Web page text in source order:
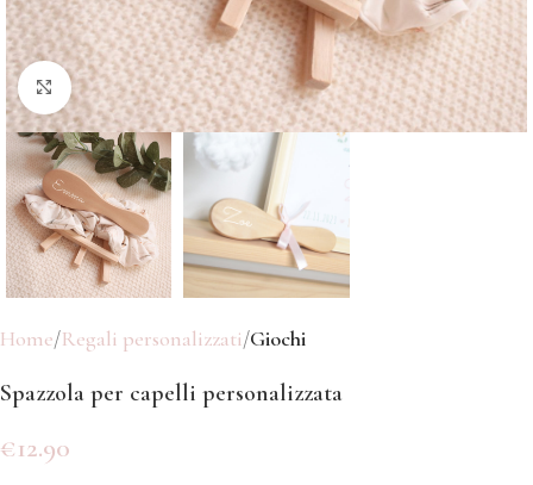
Click to enlarge
Home Regali personalizzati Giochi
Spazzola per capelli personalizzata
€12.90